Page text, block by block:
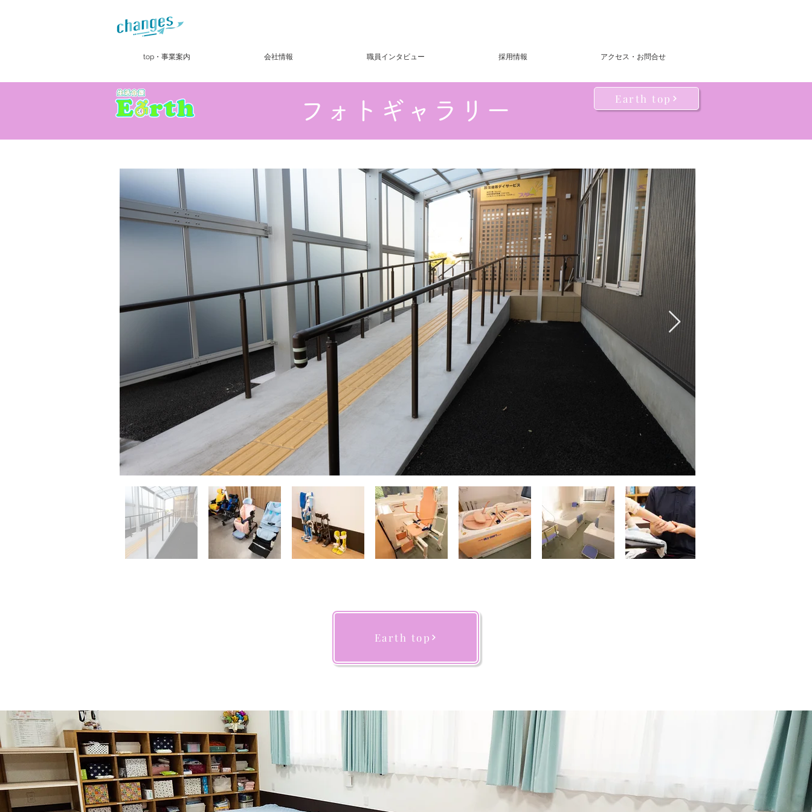
top・事業案内 会社情報 職員インタビュー 採用情報 アクセス・お問合せ
フォトギャラリー Earth top
Earth top